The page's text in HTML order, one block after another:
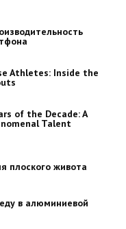
Athletes: Inside the
of the Decade: A
Talent
плоского живота
в алюминиевой